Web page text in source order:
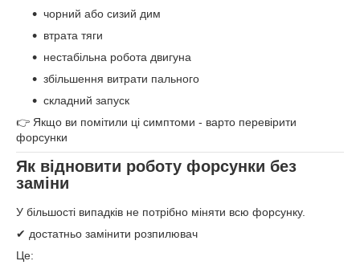
чорний або сизий дим
втрата тяги
нестабільна робота двигуна
збільшення витрати пального
складний запуск
👉 Якщо ви помітили ці симптоми - варто перевірити
форсунки
Як відновити роботу форсунки без
заміни
У більшості випадків не потрібно міняти всю форсунку.
✔ достатньо замінити розпилювач
Це: